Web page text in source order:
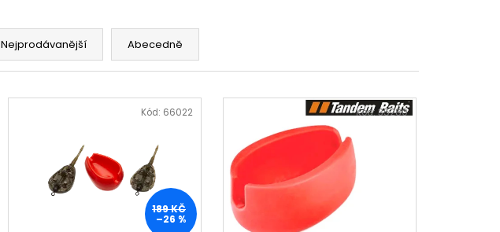
Nejprodávanější Abecedně
189 KČ
–26 %
Kód: 66022 Kód:35280